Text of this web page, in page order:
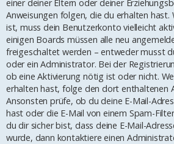
einer deiner Eltern oder deiner
Anweisungen folgen, die du erhalten hast.
ist, muss dein Benutzerkonto vielleicht
einigen Boards müssen alle neu
freigeschaltet werden – entweder musst
oder ein Administrator. Bei der
ob eine Aktivierung nötig ist oder nicht.
erhalten hast, folge den dort enthaltenen
Ansonsten prüfe, ob du deine E-Mail-
hast oder die E-Mail von einem Spam-
du dir sicher bist, dass deine E-Mail-
wurde, dann kontaktiere einen